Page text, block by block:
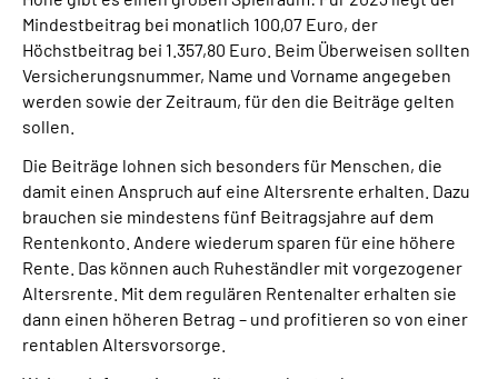
Suche
Mindestbeitrag bei monatlich 100,07 Euro, der
Höchstbeitrag bei 1.357,80 Euro. Beim Überweisen sollten
Versicherungsnummer, Name und Vorname angegeben
werden sowie der Zeitraum, für den die Beiträge gelten
sollen.
Die Beiträge lohnen sich besonders für Menschen, die
damit einen Anspruch auf eine Altersrente erhalten. Dazu
brauchen sie mindestens fünf Beitragsjahre auf dem
Rentenkonto. Andere wiederum sparen für eine höhere
Rente. Das können auch Ruheständler mit vorgezogener
Altersrente. Mit dem regulären Rentenalter erhalten sie
dann einen höheren Betrag – und profitieren so von einer
rentablen Altersvorsorge.